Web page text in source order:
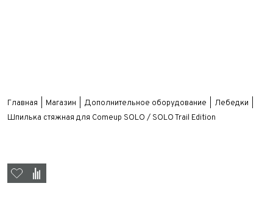
Главная Магазин Дополнительное оборудование
Лебедки
Шпилька стяжная для Comeup SOLO / SOLO Trail Edition